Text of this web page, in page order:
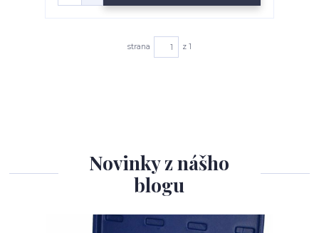
strana z 1
Novinky z nášho
blogu